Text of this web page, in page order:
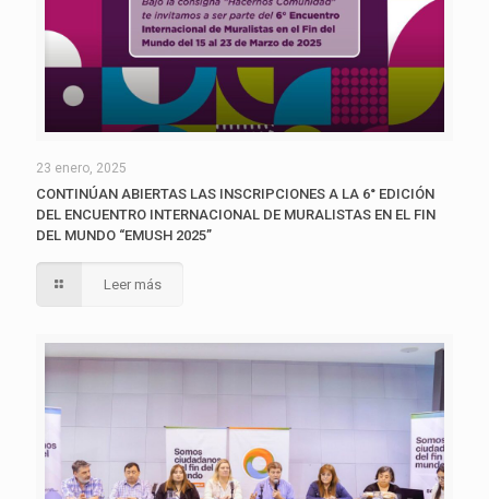
23 enero, 2025
CONTINÚAN ABIERTAS LAS INSCRIPCIONES A LA 6° EDICIÓN
DEL ENCUENTRO INTERNACIONAL DE MURALISTAS EN EL FIN
DEL MUNDO “EMUSH 2025”
Leer más